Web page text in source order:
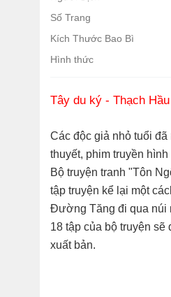
Số Trang
Kích Thước Bao Bì
Hình thức
Tây du ký - Thạch
Các độc giả nhỏ tuổi
thuyết, phim truyền
Bộ truyện tranh "Tôn
tập truyện kể lại một
Đường Tăng đi qua núi
18 tập của bộ truyện
xuất bản.